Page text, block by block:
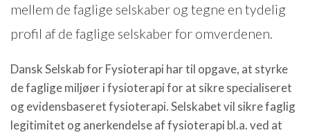
mellem de faglige selskaber og tegne en tydelig
profil af de faglige selskaber for omverdenen.
Dansk Selskab for Fysioterapi har til opgave, at styrke
de faglige miljøer i fysioterapi for at sikre specialiseret
og evidensbaseret fysioterapi. Selskabet vil sikre faglig
legitimitet og anerkendelse af fysioterapi bl.a. ved at